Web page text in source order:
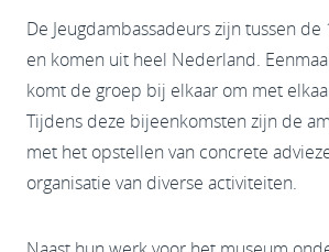
De Jeugdambassadeurs zijn tussen
en komen uit heel Nederland.
komt de groep bij elkaar om met
Tijdens deze bijeenkomsten zijn de
met het opstellen van concrete
organisatie van diverse activiteiten.